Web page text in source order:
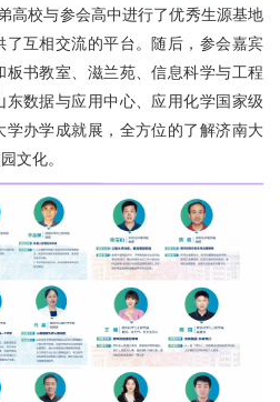
高校与参会高中进行了优秀生源基地
互相交流的平台。随后，参会嘉宾
书教室、滋兰苑、信息科学与工程
数据与应用中心、应用化学国家级
学办学成就展，全方位的了解济南大
文化。